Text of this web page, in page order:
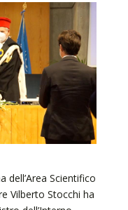
dell’Area Scientifico
Vilberto Stocchi ha